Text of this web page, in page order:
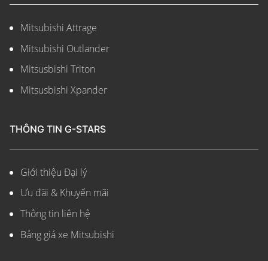
Mitsubishi Attrage
Mitsubishi Outlander
Mitsusbishi Triton
Mitsusbishi Xpander
THÔNG TIN G-STARS
Giới thiệu Đại lý
Ưu đãi & Khuyến mãi
Thông tin liên hệ
Bảng giá xe Mitsubishi